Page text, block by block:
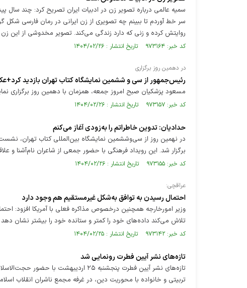
سمیه عالمی درباره تصویر زن در ادبیات ایران تصریح کرد: چند
سر خط آوردم تا ببینم چه تصویری از زن ایرانی در رمان فارسی شکل
روایتش کرده و زنی که دارد زندگی می‌کند. تصویر مخدوشی از این
کد خبر: ۹۷۳۱۶۴ تاریخ انتشار : ۱۴۰۴/۰۲/۲۶
در دهمین روز برگزاری
رئیس‌جمهور از سی‌ و ششمین نمایشگاه کتاب تهران بازدید
مسعود پزشکیان صبح امروز جمعه، همزمان با دهمین روز برگزاری
کد خبر: ۹۷۳۱۵۷ تاریخ انتشار : ۱۴۰۴/۰۲/۲۶
حدادیان: تدوین خاطراتم را به‌زودی آغاز می‌کنم
در نهمین روز از سی‌وششمین نمایشگاه بین‌المللی کتاب تهران،
برگزار شد. این رویداد فرهنگی با حضور جمعی از شاعران نام‌آشنا و
کد خبر: ۹۷۳۱۵۵ تاریخ انتشار : ۱۴۰۴/۰۲/۲۶
عراقچی:
احتمال رسیدن به توافق به‌شکل غیرمستقیم هم وجود دارد
وزیر امورخارجه همچنین درخصوص مذاکره فعلی با آمریکا افزود:
تلاش می‌کند داده‌های خود را کمتر و ستانده خود را بیشتر نشان
کد خبر: ۹۷۳۱۴۲ تاریخ انتشار : ۱۴۰۴/۰۲/۲۵
تازه‌های نشر آیین فطرت رونمایی شد
تازه‌های نشر آیین فطرت پنجشنبه ۲۵
تربیتی و خانواده با محوریت دین، در غرفه مجمع ناشران انقلاب